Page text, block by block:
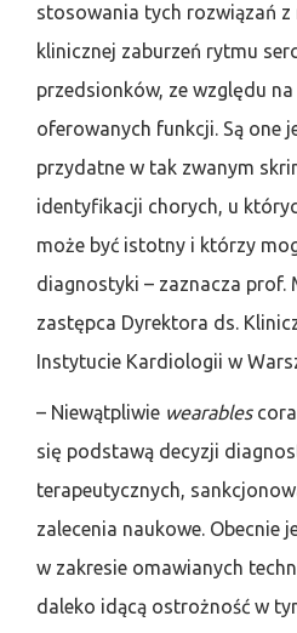
stosowania tych rozwiązań
klinicznej zaburzeń rytmu
przedsionków, ze względu
oferowanych funkcji. Są one
przydatne w tak zwanym
identyfikacji chorych, u
może być istotny i którzy
diagnostyki – zaznacza prof.
zastępca Dyrektora ds.
Instytucie Kardiologii w
– Niewątpliwie wearables
się podstawą decyzji
terapeutycznych,
zalecenia naukowe. Obecnie
w zakresie omawianych
daleko idącą ostrożność w